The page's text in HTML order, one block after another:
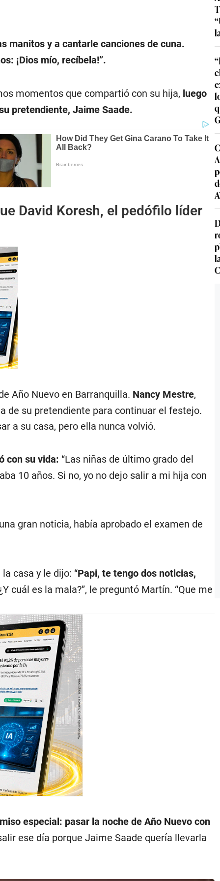
manitos y a cantarle canciones de cuna.
¡Dios mío, recíbela!”.
momentos que compartió con su hija, luego
pretendiente, Jaime Saade.
David Koresh, el pedófilo líder
Año Nuevo en Barranquilla. Nancy Mestre,
de su pretendiente para continuar el festejo.
a su casa, pero ella nunca volvió.
con su vida: “Las niñas de último grado del
10 años. Si no, yo no dejo salir a mi hija con
gran noticia, había aprobado el examen de
casa y le dijo: “Papi, te tengo dos noticias,
cuál es la mala?”, le preguntó Martín. “Que me
especial: pasar la noche de Año Nuevo con
ese día porque Jaime Saade quería llevarla